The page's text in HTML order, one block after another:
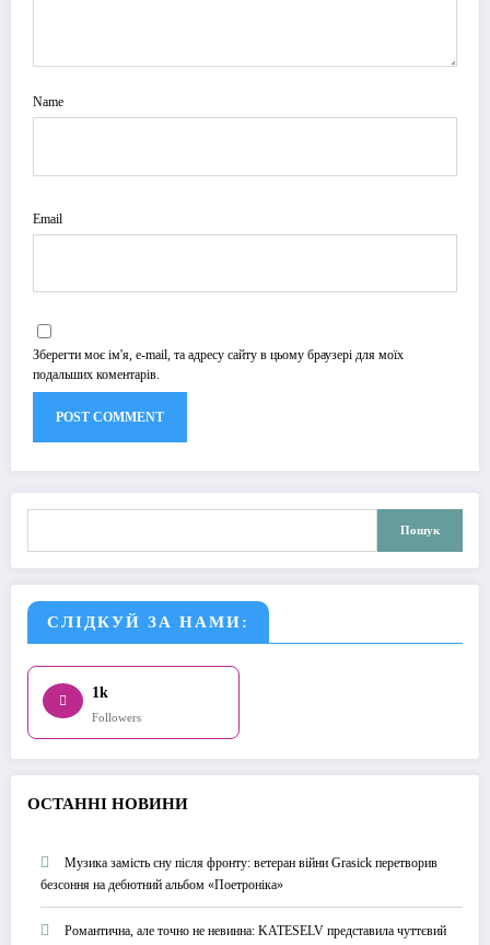
Name
Email
Зберегти моє ім'я, e-mail, та адресу сайту в цьому браузері для моїх
подальших коментарів.
Пошук
СЛІДКУЙ ЗА НАМИ:
1k
Followers
ОСТАННІ НОВИНИ
Музика замість сну після фронту: ветеран війни Grasick перетворив
безсоння на дебютний альбом «Поетроніка»
Романтична, але точно не невинна: KATESELV представила чуттєвий